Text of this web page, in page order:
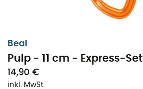
Beal
Pulp - 11 cm - Express-Set
14,90 €
inkl. MwSt.